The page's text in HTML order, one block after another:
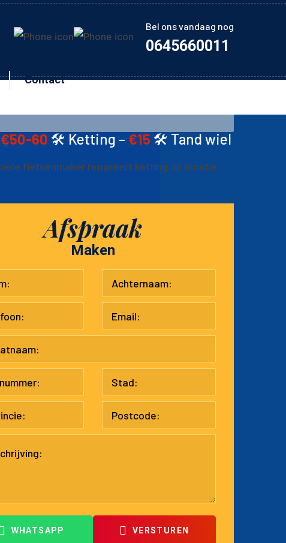
Bel ons vandaag nog
0645660011
Contact
–€15🛠️ Tand wiel –€15🛠️
Afspraak
Maken
WHATSAPP VERSTUREN